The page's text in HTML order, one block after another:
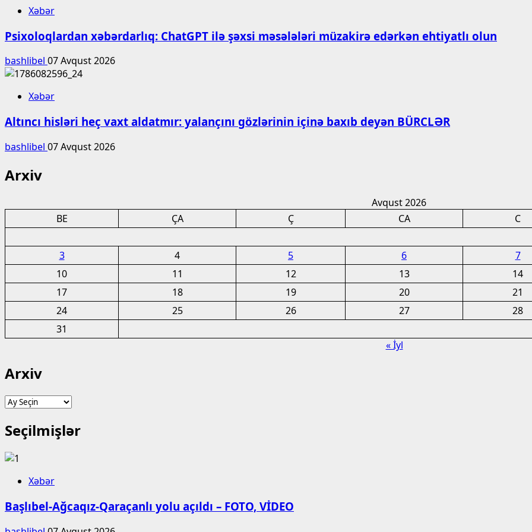
Xəbər
Psixoloqlardan xəbərdarlıq: ChatGPT ilə şəxsi məsələləri müzakirə edərkən ehtiyatlı olun
bashlibel 07 Avqust 2026
Xəbər
Altıncı hisləri heç vaxt aldatmır: yalançını gözlərinin içinə baxıb deyən BÜRCLƏR
bashlibel 07 Avqust 2026
Arxiv
Avqust 2026
BE
ÇA Ç CA C
3
4 5 6 7
10
11 12 13 14
17
18 19 20 21
24
25 26 27 28
31
« İyl
Arxiv
Arxiv
Seçilmişlər
Xəbər
Başlıbel-Ağcaqız-Qaraçanlı yolu açıldı – FOTO, VİDEO